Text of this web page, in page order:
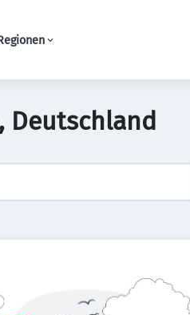
Deutschland